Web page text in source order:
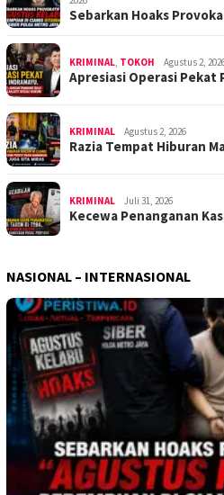
Sebarkan Hoaks
KRIMINAL, TOKOH Agustus 2,
Apresiasi Operasi
KRIMINAL Agustus 2, 2026
Razia Tempat Hiburan
KRIMINAL Juli 31, 2026
Kecewa Penanganan
NASIONAL – INTERNASIONAL